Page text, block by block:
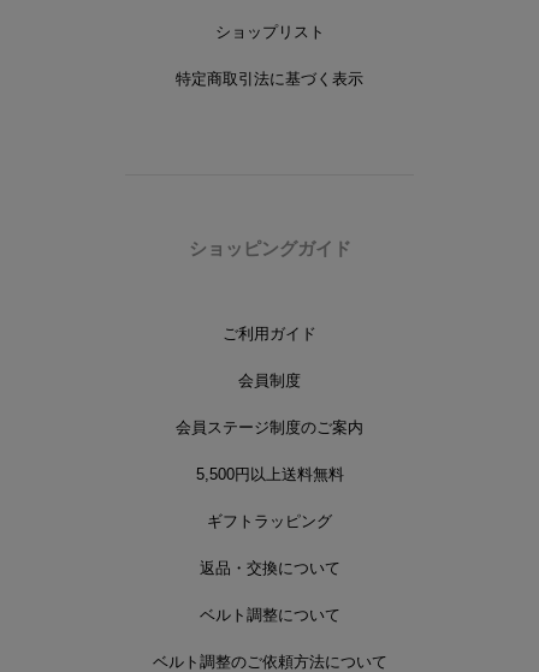
ショップリスト
特定商取引法に基づく表示
ショッピングガイド
ご利用ガイド
会員制度
会員ステージ制度のご案内
5,500円以上送料無料
ギフトラッピング
返品・交換について
ベルト調整について
ベルト調整のご依頼方法について